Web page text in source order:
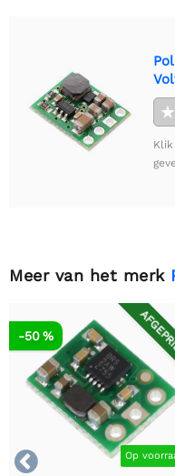
★
Meer van het merk
 Op
-50 %